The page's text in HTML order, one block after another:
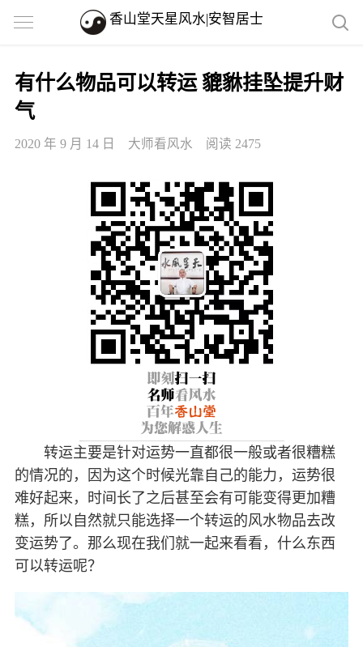
香山堂天星风水|安智居士
有什么物品可以转运 貔貅挂坠提升财
气
2020 年 9 月 14 日 大师看风水 阅读 2475
转运主要是针对运势一直都很一般或者很糟糕
的情况的，因为这个时候光靠自己的能力，运势很
难好起来，时间长了之后甚至会有可能变得更加糟
糕，所以自然就只能选择一个转运的风水物品去改
变运势了。那么现在我们就一起来看看，什么东西
可以转运呢？